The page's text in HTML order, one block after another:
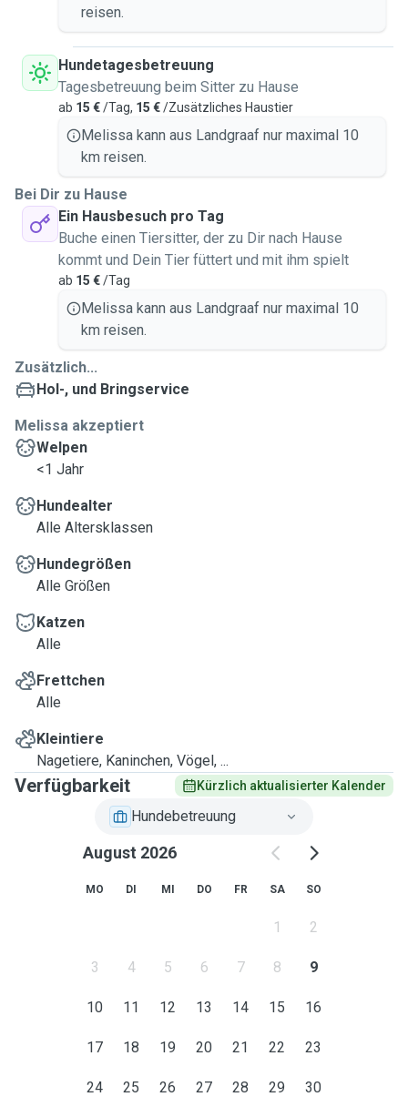
reisen.
Hundetagesbetreuung
Tagesbetreuung beim Sitter zu Hause
ab 15 €/Tag, 15 €/Zusätzliches Haustier
Melissa kann aus Landgraaf nur maximal 10
km reisen.
Bei Dir zu Hause
Ein Hausbesuch pro Tag
Buche einen Tiersitter, der zu Dir nach Hause
kommt und Dein Tier füttert und mit ihm spielt
ab 15 €/Tag
Melissa kann aus Landgraaf nur maximal 10
km reisen.
Zusätzlich...
Hol-, und Bringservice
Melissa akzeptiert
Welpen
<1 Jahr
Hundealter
Alle Altersklassen
Hundegrößen
Alle Größen
Katzen
Alle
Frettchen
Alle
Kleintiere
Nagetiere, Kaninchen, Vögel, ...
Verfügbarkeit Kürzlich aktualisierter Kalender
Hundebetreuung
August 2026
MO DI MI DO FR SA SO
1 2
3 4 5 6 7 8 9
10 11 12 13 14 15 16
17 18 19 20 21 22 23
24 25 26 27 28 29 30